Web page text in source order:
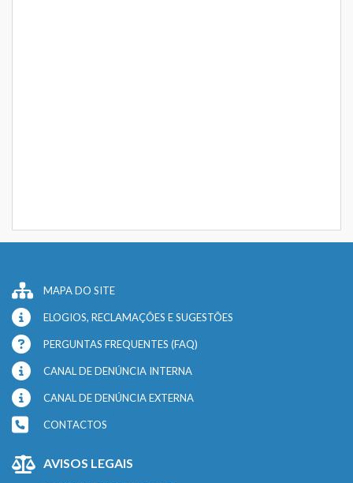
MAPA DO SITE
ELOGIOS, RECLAMAÇÕES E SUGESTÕES
PERGUNTAS FREQUENTES (FAQ)
CANAL DE DENÚNCIA INTERNA
CANAL DE DENÚNCIA EXTERNA
CONTACTOS
AVISOS LEGAIS